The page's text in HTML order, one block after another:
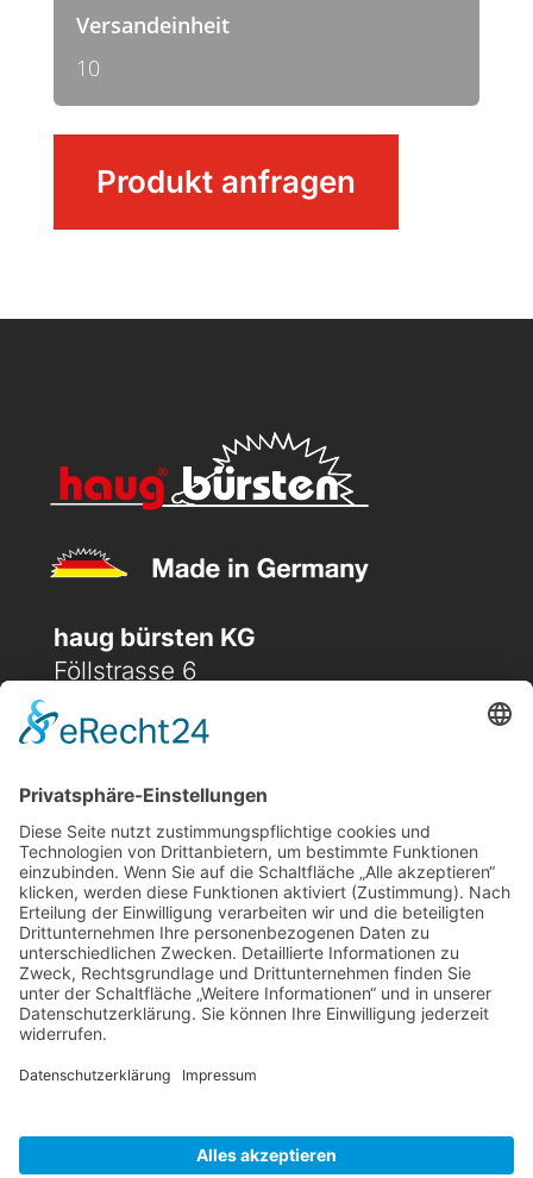
Produkt anfragen
Versandeinheit
10
haug bürsten KG
Föllstrasse 6
 (+49) 08231 / 96 30 96
 office@haugbuersten.de
Weitere Seiten
Hygienesortiment
Haushaltssortiment
Ansprechpartner
Jobs